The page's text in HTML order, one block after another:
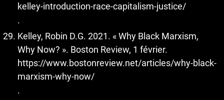
kelley-introduction-race-capitalism-justice/
.
Kelley, Robin D.G. 2021. « Why Black Marxism,
Why Now? ». Boston Review, 1 février.
https://www.bostonreview.net/articles/why-black-
marxism-why-now/
.